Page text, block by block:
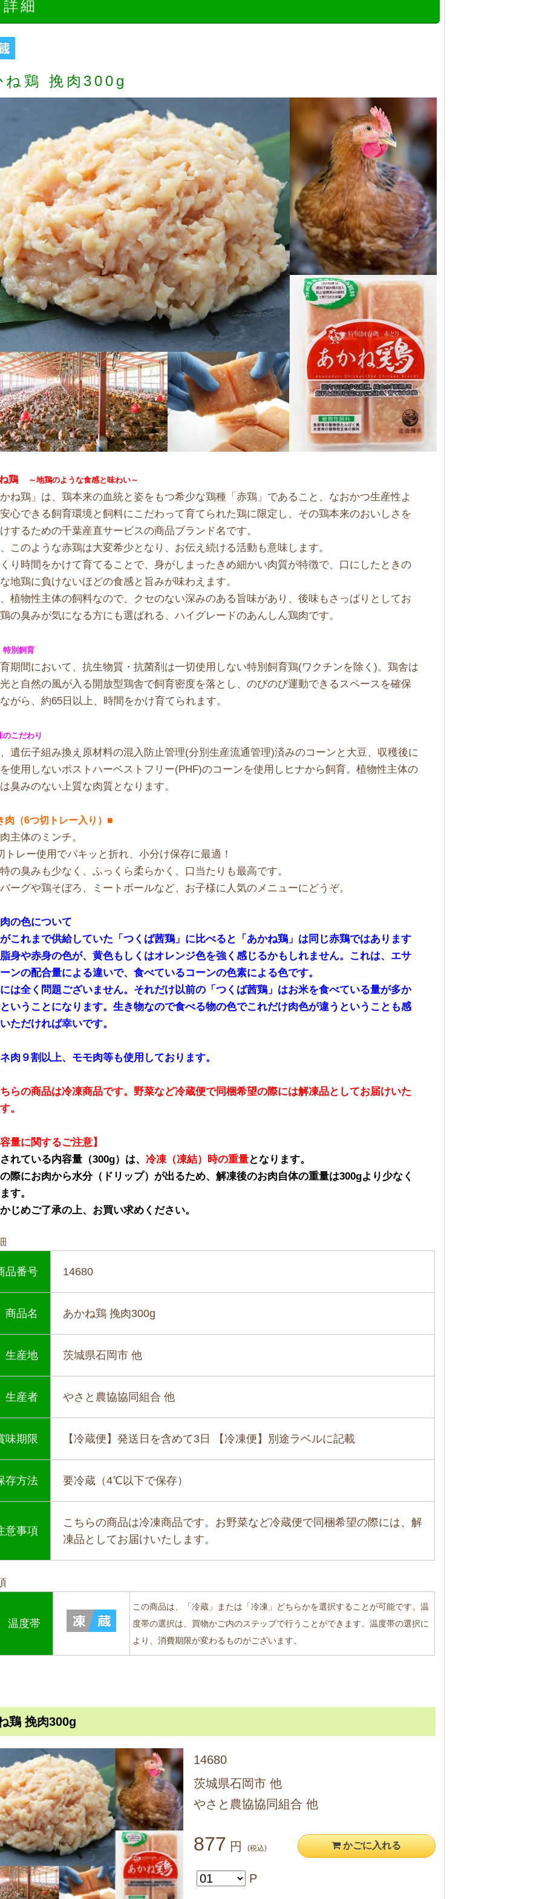
細
ね鶏 挽肉300g
鶏 ～地鶏のような食感と味わい～
ね鶏」は、鶏本来の血統と姿をもつ希少な鶏種「赤鶏」であること、なおかつ生産性よ
心できる飼育環境と飼料にこだわって育てられた鶏に限定し、その鶏本来のおいしさを
するための千葉産直サービスの商品ブランド名です。
このような赤鶏は大変希少となり、お伝え続ける活動も意味します。
り時間をかけて育てることで、身がしまったきめ細かい肉質が特徴で、口にしたときの
地鶏に負けないほどの食感と旨みが味わえます。
植物性主体の飼料なので、クセのない深みのある旨味があり、後味もさっぱりとしてお
の臭みが気になる方にも選ばれる、ハイグレードのあんしん鶏肉です。
特別飼育
期間において、抗生物質・抗菌剤は一切使用しない特別飼育鶏(ワクチンを除く)。鶏舎は
と自然の風が入る開放型鶏舎で飼育密度を落とし、のびのび運動できるスペースを確保
がら、約65日以上、時間をかけ育てられます。
のこだわり
遺伝子組み換え原材料の混入防止管理(分別生産流通管理)済みのコーンと大豆、収穫後に
使用しないポストハーベストフリー(PHF)のコーンを使用しヒナから飼育。植物性主体の
臭みのない上質な肉質となります。
肉（6つ切トレー入り） ■
主体のミンチ。
トレー使用でパキッと折れ、小分け保存に最適！
の臭みも少なく、ふっくら柔らかく、口当たりも最高です。
ーグや鶏そぼろ、ミートボールなど、お子様に人気のメニューにどうぞ。
の色について
これまで供給していた「つくば茜鶏」に比べると「あかね鶏」は同じ赤鶏ではあります
身や赤身の色が、黄色もしくはオレンジ色を強く感じるかもしれません。これは、エサ
ンの配合量による違いで、食べているコーンの色素による色です。
は全く問題ございません。それだけ以前の「つくば茜鶏」はお米を食べている量が多か
いうことになります。生き物なので食べる物の色でこれだけ肉色が違うということも感
ただければ幸いです。
肉９割以上、モモ肉等も使用しております。
らの商品は冷凍商品です。野菜など冷蔵便で同梱希望の際には解凍品としてお届けいた
。
量に関するご注意】
れている内容量（300g）は、冷凍（凍結）時の重量となります。
際にお肉から水分（ドリップ）が出るため、解凍後のお肉自体の重量は300gより少なく
す。
じめご了承の上、お買い求めください。
品番号 14680
商品名 あかね鶏 挽肉300g
生産地 茨城県石岡市 他
生産者 やさと農協協同組合 他
味期限 【冷蔵便】発送日を含めて3日 【冷凍便】別途ラベルに記載
存方法 要冷蔵（4℃以下で保存）
意事項
こちらの商品は冷凍商品です。お野菜など冷蔵便で同梱希望の際には、解
凍品としてお届けいたします。
温度帯
この商品は、「冷蔵」または「冷凍」どちらかを選択することが可能です。温
度帯の選択は、買物かご内のステップで行うことができます。温度帯の選択に
より、消費期限が変わるものがございます。
鶏 挽肉300g
14680
茨城県石岡市 他
やさと農協協同組合 他
877 円 (税込) かごに入れる
P